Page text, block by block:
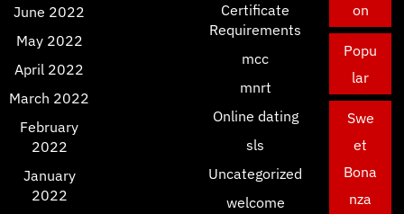
June 2022
May 2022
April 2022
March 2022
February
2022
January
2022
Certificate
Requirements
mcc
mnrt
Online dating
sls
Uncategorized
welcome
on
Popu
lar
Swe
et
Bona
nza